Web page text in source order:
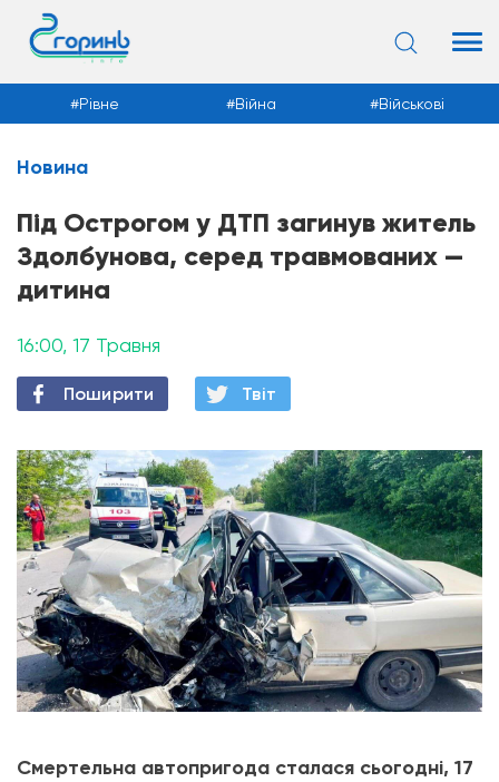
Новини
Рівне Війна Військові
Новина
Під Острогом у ДТП загинув житель
Здолбунова, серед травмованих —
дитина
16:00, 17 Травня
Поширити Твiт
Смертельна автопригода сталася сьогодні, 17